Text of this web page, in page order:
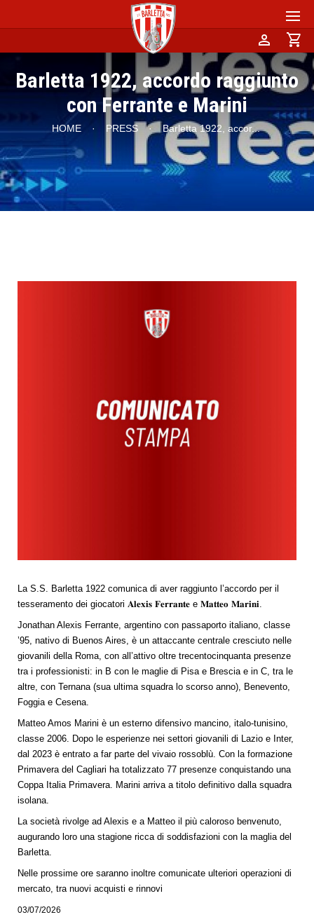
person shopping_cart
Barletta 1922, accordo raggiunto
con Ferrante e Marini
HOME · PRESS · Barletta 1922, accor...
La S.S. Barletta 1922 comunica di aver raggiunto l’accordo per il
tesseramento dei giocatori 𝐀𝐥𝐞𝐱𝐢𝐬 𝐅𝐞𝐫𝐫𝐚𝐧𝐭𝐞 e 𝐌𝐚𝐭𝐭𝐞𝐨 𝐌𝐚𝐫𝐢𝐧𝐢.
Jonathan Alexis Ferrante, argentino con passaporto italiano, classe
’95, nativo di Buenos Aires, è un attaccante centrale cresciuto nelle
giovanili della Roma, con all’attivo oltre trecentocinquanta presenze
tra i professionisti: in B con le maglie di Pisa e Brescia e in C, tra le
altre, con Ternana (sua ultima squadra lo scorso anno), Benevento,
Foggia e Cesena.
Matteo Amos Marini è un esterno difensivo mancino, italo-tunisino,
classe 2006. Dopo le esperienze nei settori giovanili di Lazio e Inter,
dal 2023 è entrato a far parte del vivaio rossoblù. Con la formazione
Primavera del Cagliari ha totalizzato 77 presenze conquistando una
Coppa Italia Primavera. Marini arriva a titolo definitivo dalla squadra
isolana.
La società rivolge ad Alexis e a Matteo il più caloroso benvenuto,
augurando loro una stagione ricca di soddisfazioni con la maglia del
Barletta.
Nelle prossime ore saranno inoltre comunicate ulteriori operazioni di
mercato, tra nuovi acquisti e rinnovi
03/07/2026